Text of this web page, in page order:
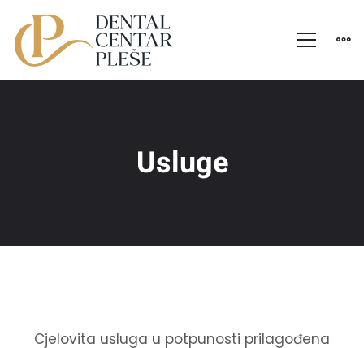
Usluge
Cjelovita usluga u potpunosti prilagođena